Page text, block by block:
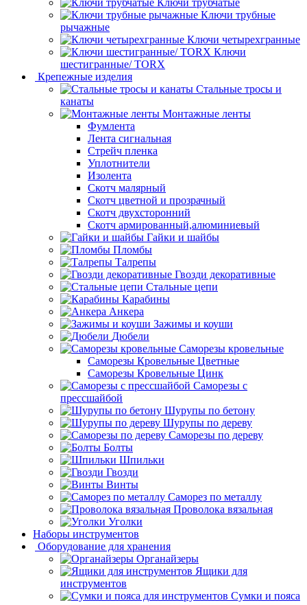
Ключи трубчатые
Ключи трубные
рычажные
Ключи четырехгранные
Ключи
шестигранные/ TORX
Крепежные изделия
Стальные тросы и
канаты
Монтажные ленты
Фумлента
Лента сигнальная
Стрейч пленка
Уплотнители
Изолента
Скотч малярный
Скотч цветной и прозрачный
Скотч двухсторонний
Скотч армированный,алюминиевый
Гайки и шайбы
Пломбы
Талрепы
Гвозди декоративные
Стальные цепи
Карабины
Анкера
Зажимы и коуши
Дюбели
Саморезы кровельные
Саморезы Кровельные Цветные
Саморезы Кровельные Цинк
Саморезы с
прессшайбой
Шурупы по бетону
Шурупы по дереву
Саморезы по дереву
Болты
Шпильки
Гвозди
Винты
Саморез по металлу
Проволока вязальная
Уголки
Наборы инструментов
Оборудование для хранения
Органайзеры
Ящики для
инструментов
Сумки и пояса